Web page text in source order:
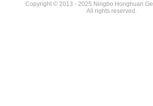
Copyright © 2013 - 2025 Ningbo Honghuan
All rights reserved.